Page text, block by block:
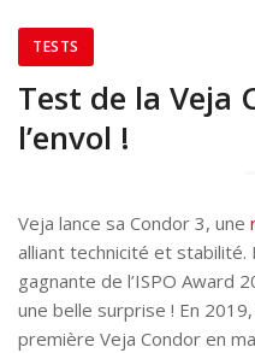
TESTS
Test de la Veja
l’envol !
Veja lance sa Condor 3, une
alliant technicité et
gagnante de l’ISPO Award
une belle surprise ! En
première Veja Condor en